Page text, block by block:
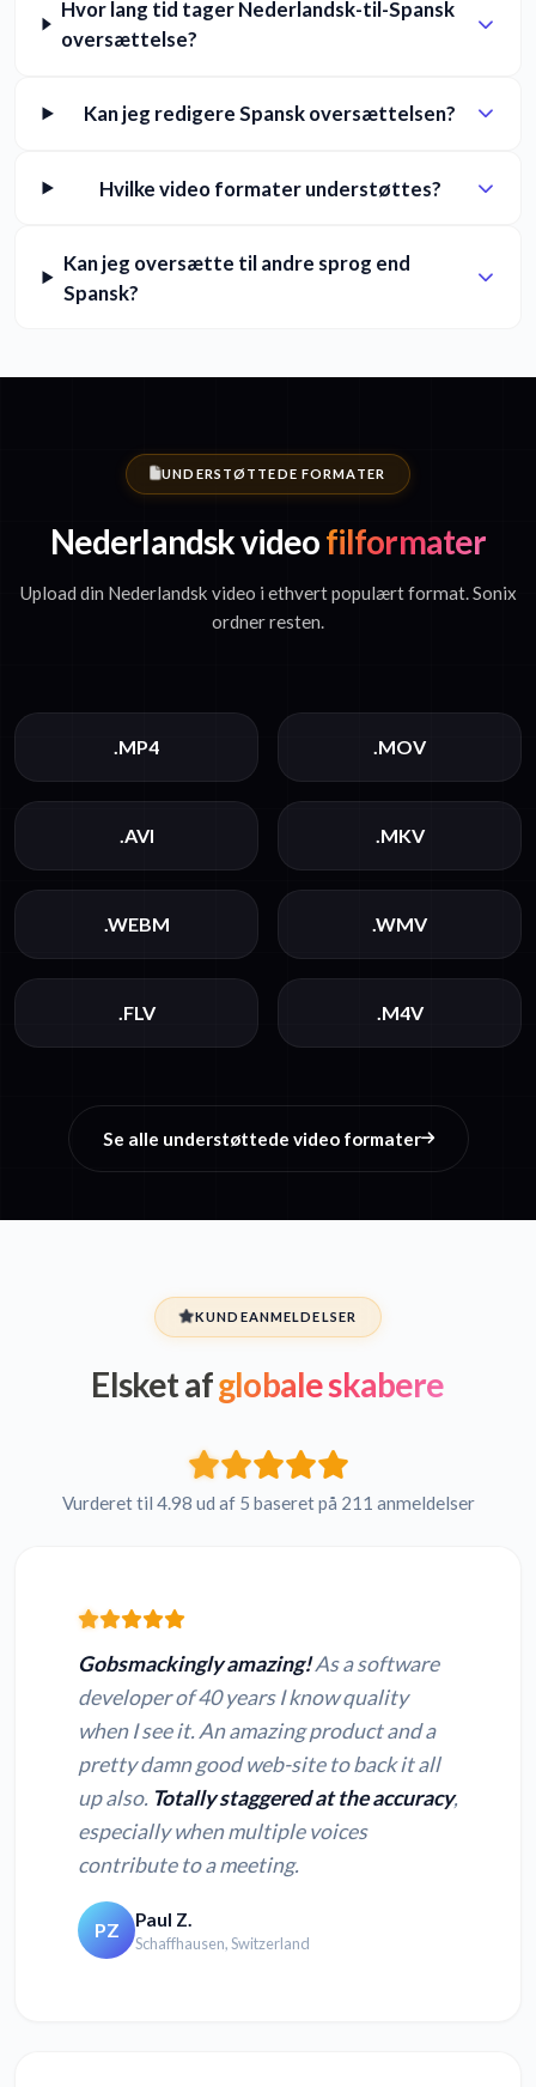
Hvor lang tid tager Nederlandsk-til-Spansk
oversættelse?
Kan jeg redigere Spansk oversættelsen?
Hvilke video formater understøttes?
Kan jeg oversætte til andre sprog end
Spansk?
UNDERSTØTTEDE FORMATER
Nederlandsk videofilformater
Upload din Nederlandsk video i ethvert populært format. Sonix
ordner resten.
.MP4 .MOV
.AVI .MKV
.WEBM .WMV
.FLV .M4V
Se alle understøttede video formater
KUNDEANMELDELSER
Elsket afglobale skabere
Vurderet til 4.98 ud af 5 baseret på 211 anmeldelser
Gobsmackingly amazing!As a software
developer of 40 years I know quality
when I see it. An amazing product and a
pretty damn good web-site to back it all
up also. Totally staggered at the accuracy,
especially when multiple voices
contribute to a meeting.
PZ Paul Z.
Schaffhausen, Switzerland